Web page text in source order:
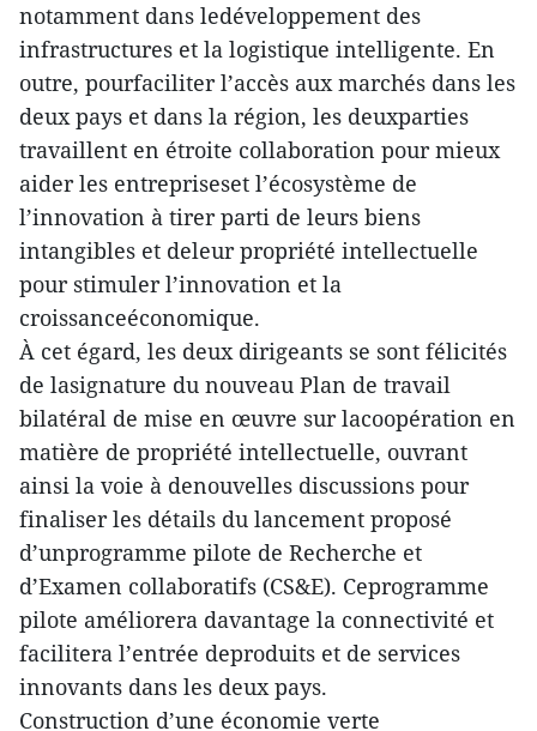
notamment dans ledéveloppement des
infrastructures et la logistique intelligente. En
outre, pourfaciliter l’accès aux marchés dans les
deux pays et dans la région, les deuxparties
travaillent en étroite collaboration pour mieux
aider les entrepriseset l’écosystème de
l’innovation à tirer parti de leurs biens
intangibles et deleur propriété intellectuelle
pour stimuler l’innovation et la
croissanceéconomique.
À cet égard, les deux dirigeants se sont félicités
de lasignature du nouveau Plan de travail
bilatéral de mise en œuvre sur lacoopération en
matière de propriété intellectuelle, ouvrant
ainsi la voie à denouvelles discussions pour
finaliser les détails du lancement proposé
d’unprogramme pilote de Recherche et
d’Examen collaboratifs (CS&E). Ceprogramme
pilote améliorera davantage la connectivité et
facilitera l’entrée deproduits et de services
innovants dans les deux pays.
Construction d’une économie verte